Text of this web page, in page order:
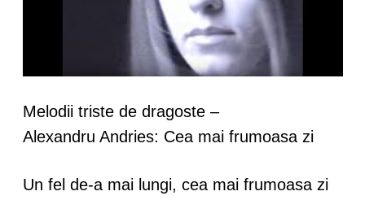
Melodii triste de dragoste –
Alexandru Andries: Cea mai frumoasa zi
Un fel de-a mai lungi, cea mai frumoasa zi